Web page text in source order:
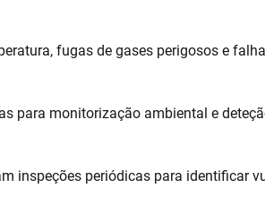
fugas de gases perigosos e
para monitorização ambiental e
inspeções periódicas para identificar